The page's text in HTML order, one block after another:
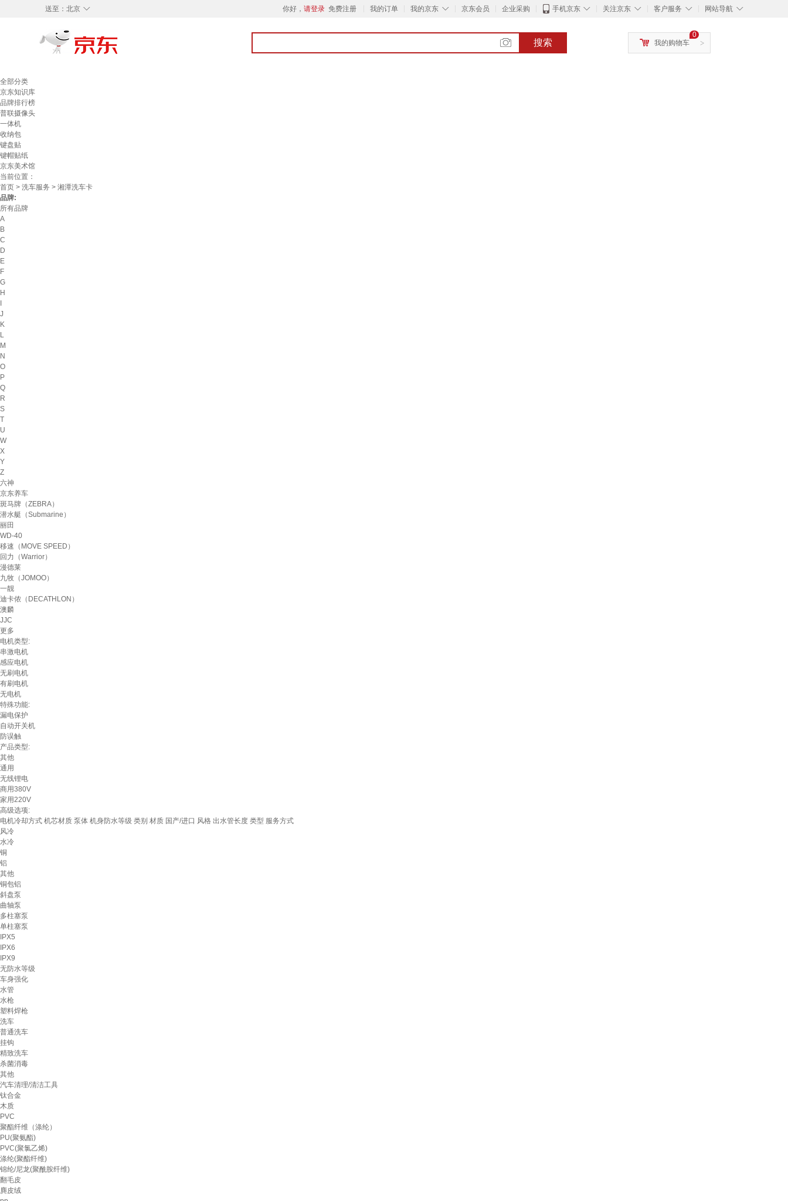
◇
送至： 北京 你好， 请登录 免费注册 我的订单 ◇
我的京东 京东会员 企业采购 ◇
手机京东 ◇
关注京东 ◇
客户服务 ◇
网站导航
搜索 >
0
我的购物车
全部分类
京东知识库
品牌排行榜
普联摄像头
一体机
收纳包
键盘贴
键帽贴纸
京东美术馆
当前位置：
首页 > 洗车服务 > 湘潭洗车卡
品牌:
所有品牌
A
B
C
D
E
F
G
H
J
K
L
M
N
O
P
Q
R
S
T
U
W
X
Y
Z
六神
京东养车
斑马牌（ZEBRA）
潜水艇（Submarine）
丽田
WD-40
移速（MOVE SPEED）
回力（Warrior）
漫德莱
九牧（JOMOO）
一靓
迪卡侬（DECATHLON）
澳麟
JJC
更多
电机类型:
串激电机
感应电机
无刷电机
有刷电机
无电机
特殊功能:
漏电保护
自动开关机
防误触
产品类型:
其他
通用
无线锂电
商用380V
家用220V
高级选项:
电机冷却方式 机芯材质 泵体 机身防水等级 类别 材质 国产/进口 风格 出水管长度 类型 服务方式
风冷
水冷
铜
铝
其他
铜包铝
斜盘泵
曲轴泵
多柱塞泵
单柱塞泵
IPX5
IPX6
IPX9
无防水等级
车身强化
水管
水枪
塑料焊枪
洗车
普通洗车
挂钩
精致洗车
杀菌消毒
其他
汽车清理/清洁工具
钛合金
木质
PVC
聚酯纤维（涤纶）
PU(聚氨酯)
PVC(聚氯乙烯)
涤纶(聚酯纤维)
锦纶/尼龙(聚酰胺纤维)
翻毛皮
麂皮绒